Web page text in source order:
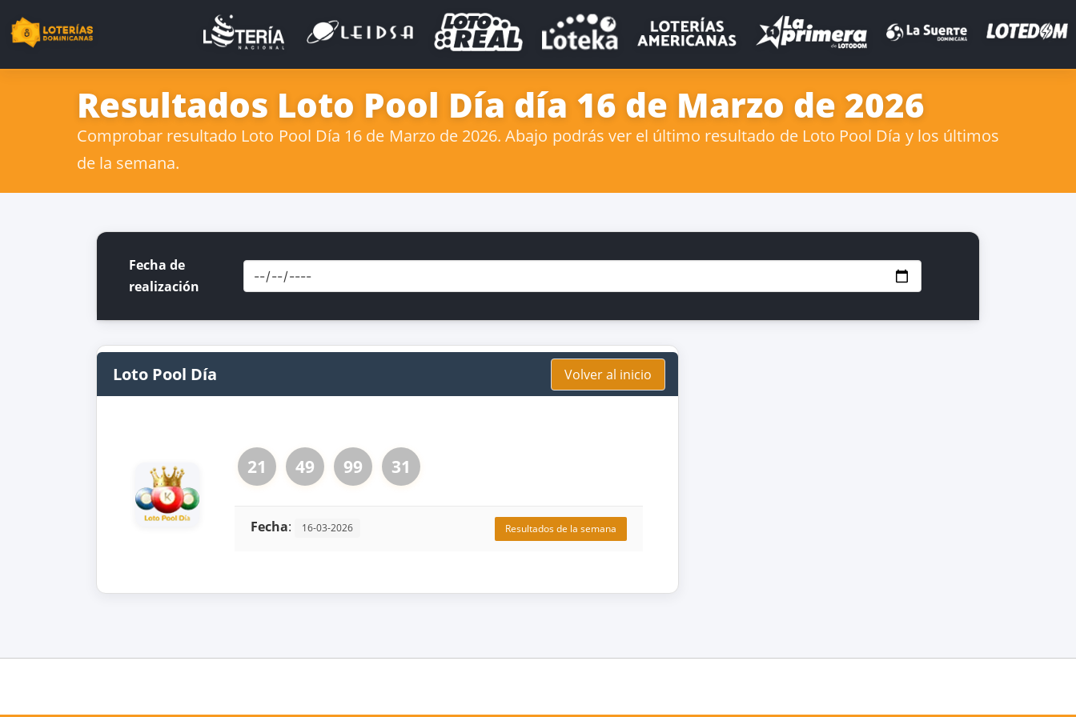
Resultados Loto Pool Día día 16 de Marzo de 2026
Comprobar resultado Loto Pool Día 16 de Marzo de 2026. Abajo podrás ver el último resultado de Loto Pool Día y los últimos
de la semana.
Fecha de
realización
Loto Pool Día Volver al inicio
21 49 99 31
Fecha: 16-03-2026 Resultados de la semana